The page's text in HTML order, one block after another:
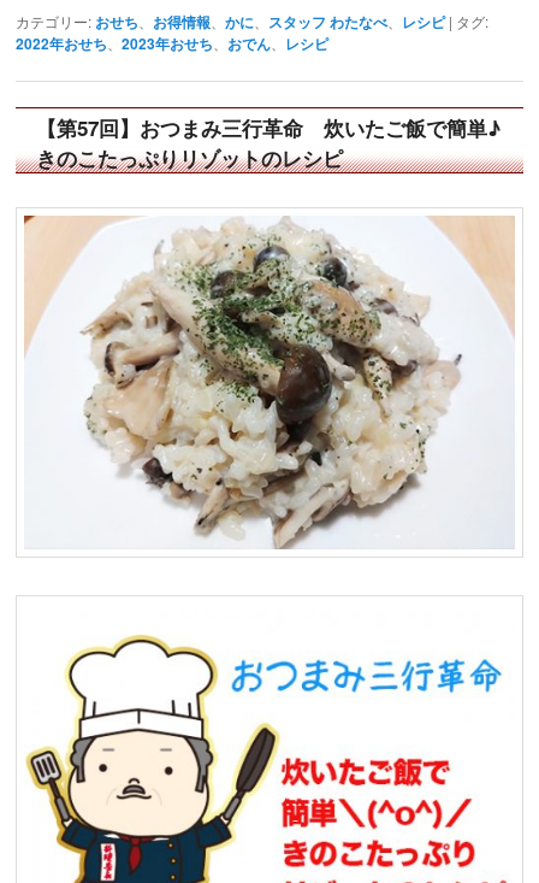
カテゴリー: おせち、 お得情報、かに、 スタッフ わたなべ、 レシピ | タグ:
2022年おせち、2023年おせち、 おでん、 レシピ
【第57回】おつまみ三行革命 炊いたご飯で簡単♪
きのこたっぷりリゾットのレシピ